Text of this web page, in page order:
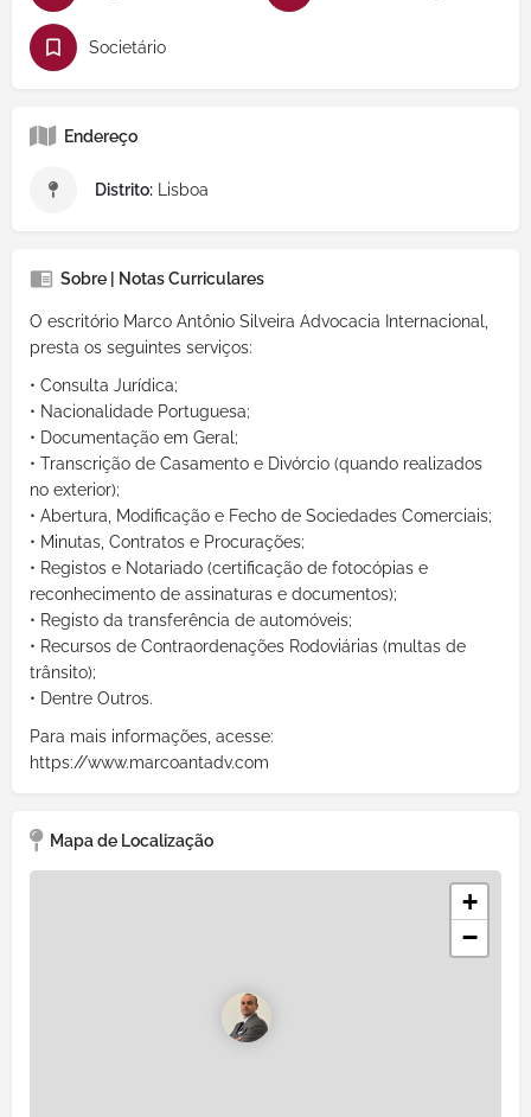
Societário
Endereço
Distrito: Lisboa
Sobre | Notas Curriculares
O escritório Marco Antônio Silveira Advocacia Internacional,
presta os seguintes serviços:
• Consulta Jurídica;
• Nacionalidade Portuguesa;
• Documentação em Geral;
• Transcrição de Casamento e Divórcio (quando realizados
no exterior);
• Abertura, Modificação e Fecho de Sociedades Comerciais;
• Minutas, Contratos e Procurações;
• Registos e Notariado (certificação de fotocópias e
reconhecimento de assinaturas e documentos);
• Registo da transferência de automóveis;
• Recursos de Contraordenações Rodoviárias (multas de
trânsito);
• Dentre Outros.
Para mais informações, acesse:
https://www.marcoantadv.com
Mapa de Localização
+
−